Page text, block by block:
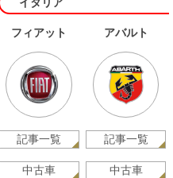
フィアット
記事一覧
中古車
アバルト
記事一覧
中古車